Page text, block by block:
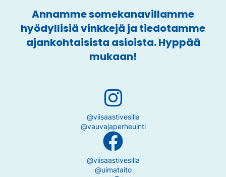
Annamme somekanavillamme
hyödyllisiä vinkkejä ja tiedotamme
ajankohtaisista asioista. Hyppää
mukaan!
@viisaastivesilla
@vauvajaperheuinti
@viisaastivesilla
@uimataito